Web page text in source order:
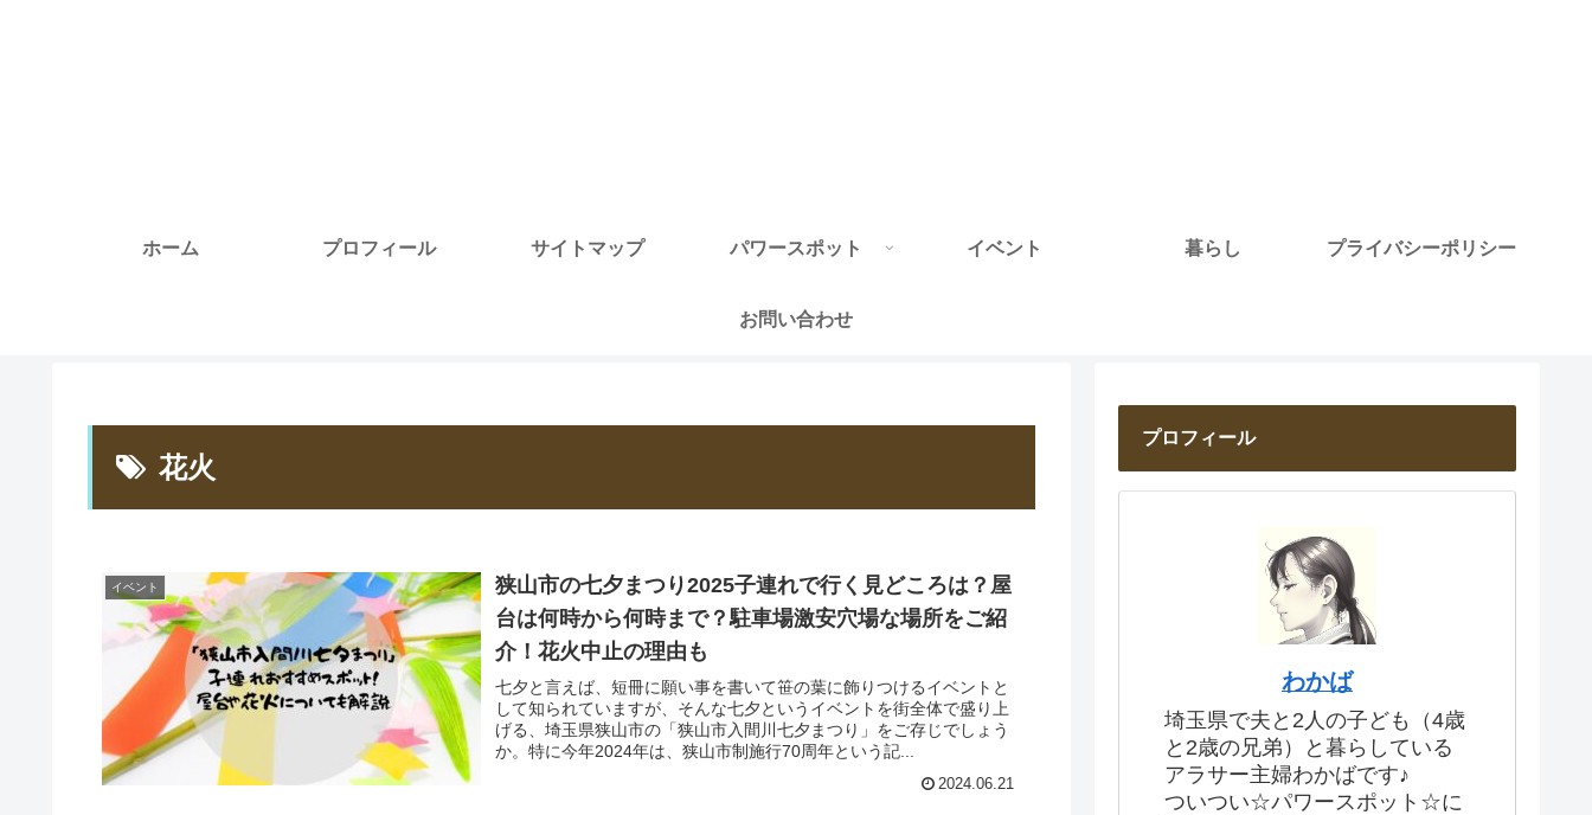
ホーム プロフィール サイトマップ パワースポット イベント 暮らし プライバシーポリシー
お問い合わせ
花火
イベント
狭山市の七夕まつり2025子連れで行く見どころは？屋
台は何時から何時まで？駐車場激安穴場な場所をご紹
介！花火中止の理由も
七夕と言えば、短冊に願い事を書いて笹の葉に飾りつけるイベントと
して知られていますが、そんな七夕というイベントを街全体で盛り上
げる、埼玉県狭山市の「狭山市入間川七夕まつり」をご存じでしょう
か。特に今年2024年は、狭山市制施行70周年という記...
2024.06.21
プロフィール
わかば
埼玉県で夫と2人の子ども（4歳
と2歳の兄弟）と暮らしている
アラサー主婦わかばです♪
ついつい☆パワースポット☆に